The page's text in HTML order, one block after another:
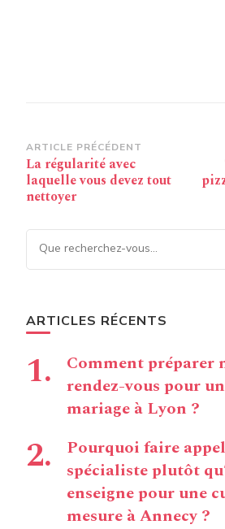
Navigation
d’article
ARTICLE PRÉCÉDENT
La régularité avec
laquelle vous devez tout
nettoyer
Vous recherchiez quelque
chose ?
ARTICLES RÉCENTS
Comment préparer
rendez-vous pour
mariage à Lyon ?
Pourquoi faire
spécialiste plutôt
enseigne pour une
mesure à Annecy ?